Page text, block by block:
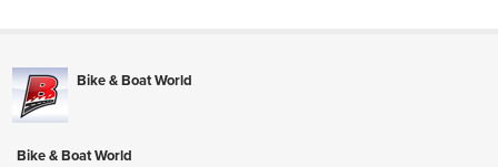
Bike & Boat World
Bike & Boat World